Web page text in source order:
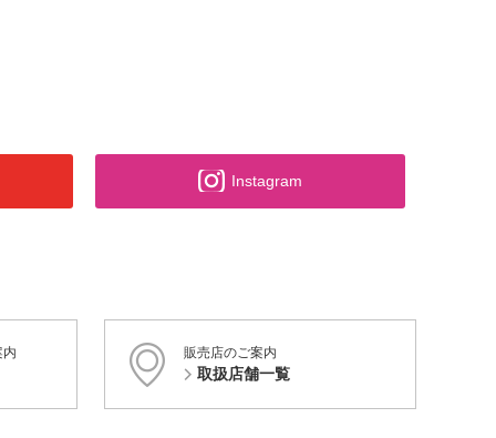
Instagram
内 販売店のご案内
取扱店舗一覧